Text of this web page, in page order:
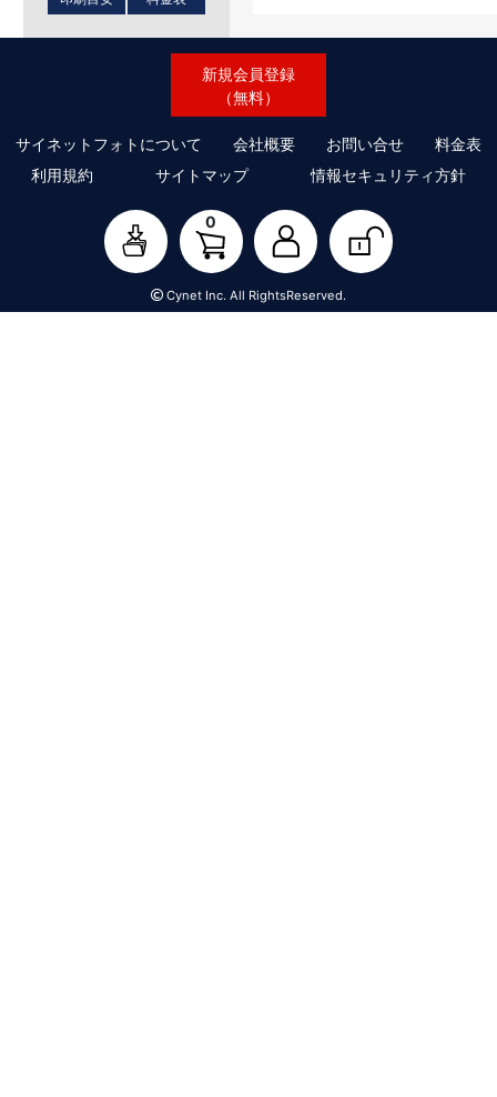
新規会員登録
（無料）
サイネットフォトについて 会社概要 お問い合せ
料金表
利用規約
サイトマップ 情報セキュリティ方針
0
Cynet Inc. All RightsReserved.